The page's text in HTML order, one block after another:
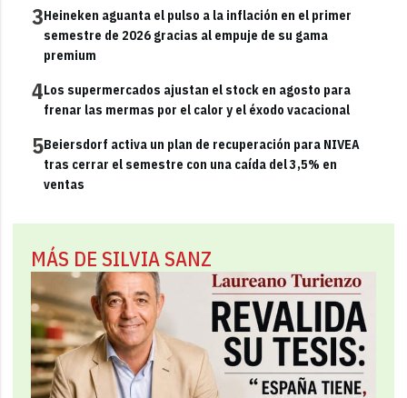
3Heineken aguanta el pulso a la inflación en el primer
semestre de 2026 gracias al empuje de su gama
premium
4Los supermercados ajustan el stock en agosto para
frenar las mermas por el calor y el éxodo vacacional
5Beiersdorf activa un plan de recuperación para NIVEA
tras cerrar el semestre con una caída del 3,5% en
ventas
MÁS DE SILVIA SANZ